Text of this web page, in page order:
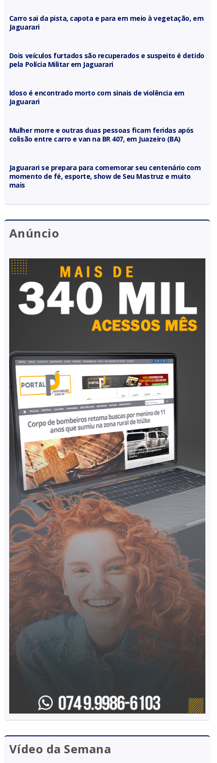
Carro sai da pista, capota e para em meio à vegetação, em
Jaguarari
Dois veículos furtados são recuperados e suspeito é detido
pela Polícia Militar em Jaguarari
Idoso é encontrado morto com sinais de violência em
Jaguarari
Mulher morre e outras duas pessoas ficam feridas após
colisão entre carro e van na BR 407, em Juazeiro (BA)
Jaguarari se prepara para comemorar seu centenário com
momento de fé, esporte, show de Seu Mastruz e muito
mais
Anúncio
Vídeo da Semana